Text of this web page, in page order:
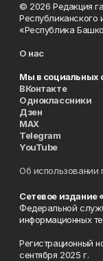
© 2026 Редакция
«Республика
О нас
Мы в социальных
ВКонтакте
Одноклассники
Дзен
MAX
Telegram
YouTube
Об использовании
Сетевое издание
Федеральной
информационных
Регистрационный
сентября 2025 г.